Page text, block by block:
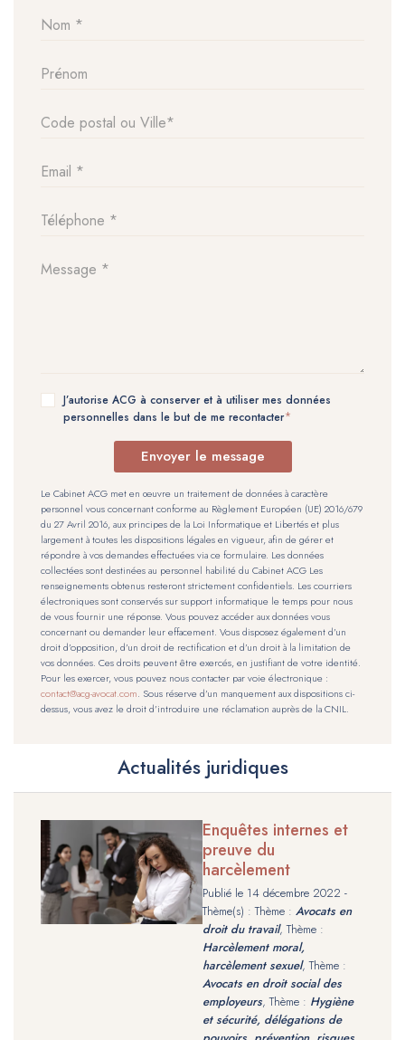
J’autorise ACG à conserver et à utiliser mes données
personnelles dans le but de me recontacter
Envoyer le message
Le Cabinet ACG met en œuvre un traitement de données à caractère
personnel vous concernant conforme au Règlement Européen (UE) 2016/679
du 27 Avril 2016, aux principes de la Loi Informatique et Libertés et plus
largement à toutes les dispositions légales en vigueur, afin de gérer et
répondre à vos demandes effectuées via ce formulaire. Les données
collectées sont destinées au personnel habilité du Cabinet ACG Les
renseignements obtenus resteront strictement confidentiels. Les courriers
électroniques sont conservés sur support informatique le temps pour nous
de vous fournir une réponse. Vous pouvez accéder aux données vous
concernant ou demander leur effacement. Vous disposez également d’un
droit d’opposition, d’un droit de rectification et d’un droit à la limitation de
vos données. Ces droits peuvent être exercés, en justifiant de votre identité.
Pour les exercer, vous pouvez nous contacter par voie électronique :
contact@acg-avocat.com. Sous réserve d’un manquement aux dispositions ci-
dessus, vous avez le droit d’introduire une réclamation auprès de la CNIL.
Actualités juridiques
Enquêtes internes et
preuve du
harcèlement
Publié le 14 décembre 2022 -
Thème(s) : Thème : Avocats en
droit du travail, Thème :
Harcèlement moral,
harcèlement sexuel, Thème :
Avocats en droit social des
employeurs, Thème : Hygiène
et sécurité, délégations de